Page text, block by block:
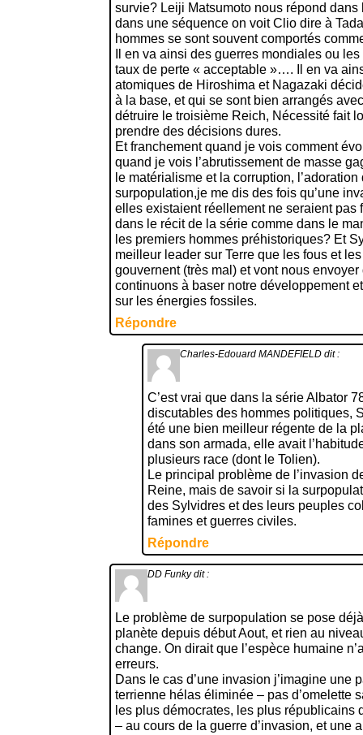
survie? Leiji Matsumoto nous répond
dans une séquence on voit Clio dire à
hommes se sont souvent comportés
Il en va ainsi des guerres mondiales ou
taux de perte « acceptable »…. Il en va
atomiques de Hiroshima et Nagazaki
à la base, et qui se sont bien arrangés
détruire le troisième Reich, Nécessité fait
prendre des décisions dures.
Et franchement quand je vois comment
quand je vois l’abrutissement de masse
le matérialisme et la corruption,
surpopulation,je me dis des fois qu’une
elles existaient réellement ne seraient pas
dans le récit de la série comme dans le
les premiers hommes préhistoriques? Et
meilleur leader sur Terre que les fous et
gouvernent (très mal) et vont nous
continuons à baser notre développement
sur les énergies fossiles.
Répondre
Charles-Edouard MANDEFIELD dit :
C’est vrai que dans la série Albator
discutables des hommes politiques,
été une bien meilleur régente de la
dans son armada, elle avait
plusieurs race (dont le Tolien).
Le principal problème de l’invasion
Reine, mais de savoir si la
des Sylvidres et des leurs peuples
famines et guerres civiles.
Répondre
DD Funky dit :
Le problème de surpopulation se pose
planète depuis début Aout, et rien au
change. On dirait que l’espèce humaine
erreurs.
Dans le cas d’une invasion j’imagine une
terrienne hélas éliminée – pas d’omelette
les plus démocrates, les plus républicains
– au cours de la guerre d’invasion, et une